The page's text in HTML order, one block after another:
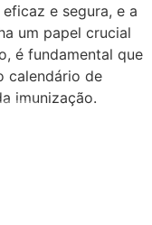
e segura, e a
um papel crucial
é fundamental que
calendário de
imunização.